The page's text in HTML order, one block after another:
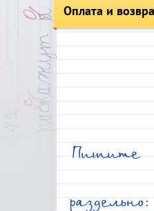
Оплата и
Пишите
раздельно: